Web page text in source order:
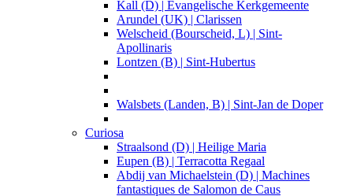
Kall (D) | Evangelische Kerkgemeente
Arundel (UK) | Clarissen
Welscheid (Bourscheid, L) | Sint-
Apollinaris
Lontzen (B) | Sint-Hubertus
Walsbets (Landen, B) | Sint-Jan de Doper
Curiosa
Straalsond (D) | Heilige Maria
Eupen (B) | Terracotta Regaal
Abdij van Michaelstein (D) | Machines
fantastiques de Salomon de Caus